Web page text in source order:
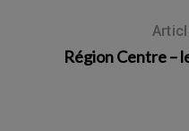
Région Centre –